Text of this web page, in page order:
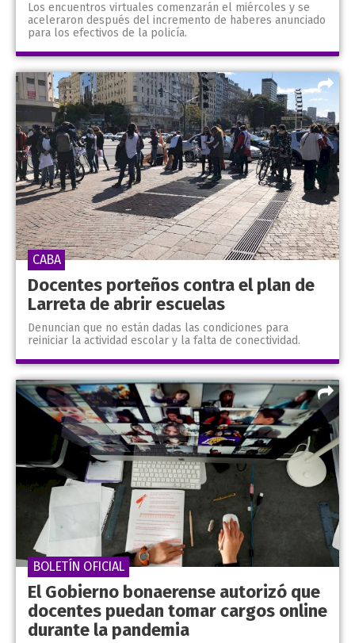
Los encuentros virtuales comenzarán el miércoles y se
aceleraron después del incremento de haberes anunciado
para los efectivos de la policía.
Docentes porteños contra el plan de
Larreta de abrir escuelas
Denuncian que no están dadas las condiciones para
reiniciar la actividad escolar y la falta de conectividad.
CABA
El Gobierno bonaerense autorizó que
docentes puedan tomar cargos online
durante la pandemia
BOLETÍN OFICIAL